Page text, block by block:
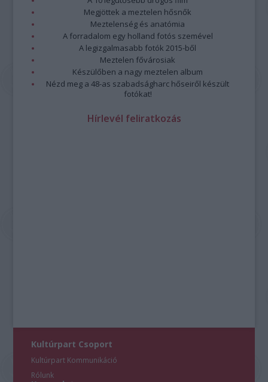
Megjöttek a meztelen hősnők
Meztelenség és anatómia
A forradalom egy holland fotós szemével
A legizgalmasabb fotók 2015-ből
Meztelen fővárosiak
Készülőben a nagy meztelen album
Nézd meg a 48-as szabadságharc hőseiről készült
fotókat!
Hírlevél feliratkozás
Kultúrpart Csoport
Kultúrpart Kommunikáció
Rólunk